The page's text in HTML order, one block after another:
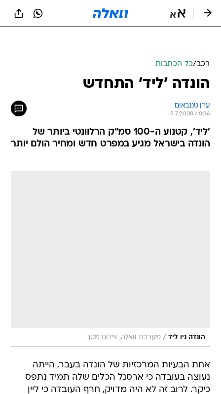
רכב/כל הכתבות
הונדה 'ליד' התחדש
ערן טננבאום
3.7.2008 / 8:36
'ליד', קטנוע ה-100 סמ"ק הרלוונטי ביותר של
הונדה בישראל מגיע במפרט חדש ומחיר הולם יותר
הונדה ניו ליד / מערכת וואלה, צילום מסך
אחת הבעיות המרכזיות של הונדה בעבר, הייתה
נעוצה בעובדה כי ארסנל הכלים שלה תמיד נתפס
כיקר. לרוב זה לא היה מדויק, חרף העובדה כי ליין